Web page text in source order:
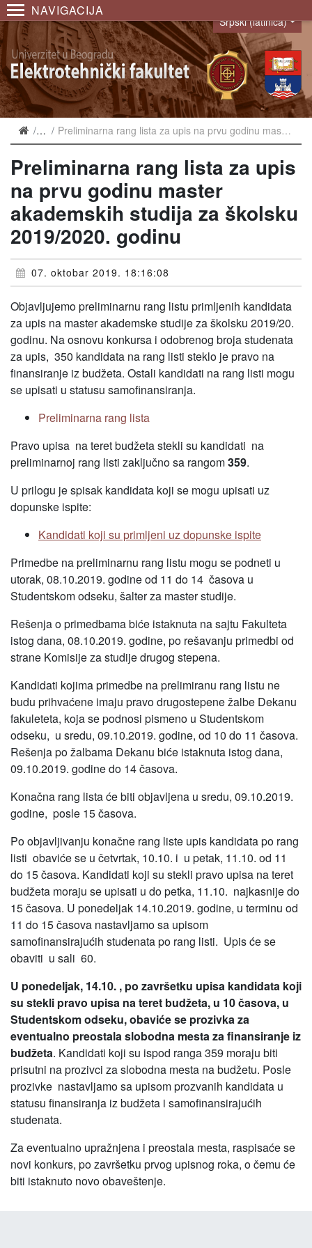
NAVIGACIJA
Language
Srpski (latinica)
VestiPreliminarna rang lista za upis na prvu godinu master akademskih studija za školsku 2019/2020. godinu
Preliminarna rang lista za upis
na prvu godinu master
akademskih studija za školsku
2019/2020. godinu
07. oktobar 2019. 18:16:08
Objavljujemo preliminarnu rang listu primljenih kandidata
za upis na master akademske studije za školsku 2019/20.
godinu. Na osnovu konkursa i odobrenog broja studenata
za upis, 350 kandidata na rang listi steklo je pravo na
finansiranje iz budžeta. Ostali kandidati na rang listi mogu
se upisati u statusu samofinansiranja.
Preliminarna rang lista
Pravo upisa na teret budžeta stekli su kandidati na
preliminarnoj rang listi zaključno sa rangom359.
U prilogu je spisak kandidata koji se mogu upisati uz
dopunske ispite:
Kandidati koji su primljeni uz dopunske ispite
Primedbe na preliminarnu rang listu mogu se podneti u
utorak, 08.10.2019. godine od 11 do 14 časova u
Studentskom odseku, šalter za master studije.
Rešenja o primedbama biće istaknuta na sajtu Fakulteta
istog dana, 08.10.2019. godine, po rešavanju primedbi od
strane Komisije za studije drugog stepena.
Kandidati kojima primedbe na prelimiranu rang listu ne
budu prihvaćene imaju pravo drugostepene žalbe Dekanu
fakuleteta, koja se podnosi pismeno u Studentskom
odseku, u sredu, 09.10.2019. godine, od 10 do 11 časova.
Rešenja po žalbama Dekanu biće istaknuta istog dana,
09.10.2019. godine do 14 časova.
Konačna rang lista će biti objavljena u sredu, 09.10.2019.
godine, posle 15 časova.
Po objavljivanju konačne rang liste upis kandidata po rang
listi obaviće se u četvrtak, 10.10. i u petak, 11.10. od 11
do 15 časova. Kandidati koji su stekli pravo upisa na teret
budžeta moraju se upisati u do petka, 11.10. najkasnije do
15 časova. U ponedeljak 14.10.2019. godine, u terminu od
11 do 15 časova nastavljamo sa upisom
samofinansirajućih studenata po rang listi. Upis će se
obaviti u sali 60.
U ponedeljak, 14.10. , po završetku upisa kandidata koji
su stekli pravo upisa na teret budžeta, u 10 časova, u
Studentskom odseku, obaviće se prozivka za
eventualno preostala slobodna mesta za finansiranje iz
budžeta. Kandidati koji su ispod ranga 359 moraju biti
prisutni na prozivci za slobodna mesta na budžetu. Posle
prozivke nastavljamo sa upisom prozvanih kandidata u
statusu finansiranja iz budžeta i samofinansirajućih
studenata.
Za eventualno upražnjena i preostala mesta, raspisaće se
novi konkurs, po završetku prvog upisnog roka, o čemu će
biti istaknuto novo obaveštenje.